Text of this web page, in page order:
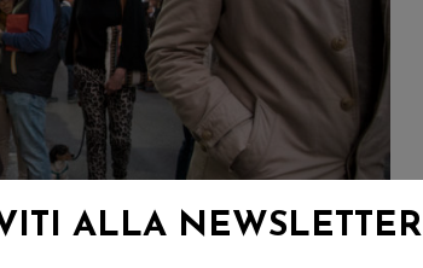
ALLA NEWSLETTER